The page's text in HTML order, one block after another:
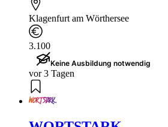
Klagenfurt am Wörthersee
3.100
Keine Ausbildung notwendig
vor 3 Tagen